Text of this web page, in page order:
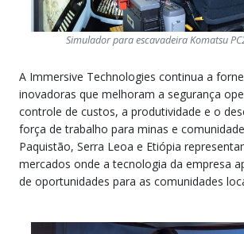
Simulador para escavadeira Komatsu
A Immersive Technologies continua a
inovadoras que melhoram a segurança
controle de custos, a produtividade e o
força de trabalho para minas e
Paquistão, Serra Leoa e Etiópia
mercados onde a tecnologia da empresa
de oportunidades para as comunidades